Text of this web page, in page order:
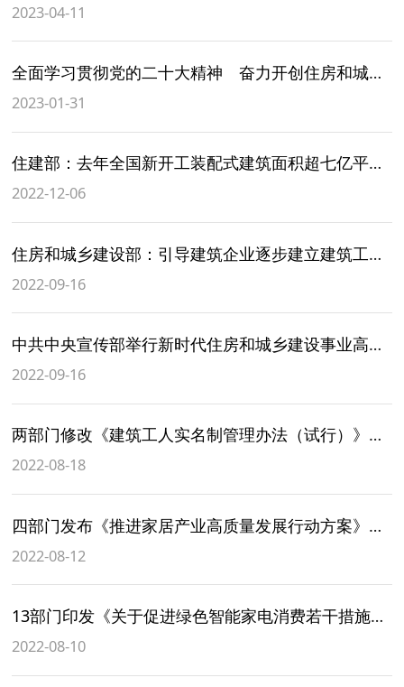
2023-04-11
全面学习贯彻党的二十大精神 奋力开创住房和城乡建设事业高质量发展新局面 全国住房和城乡建设工作会议在京召开
2023-01-31
住建部：去年全国新开工装配式建筑面积超七亿平方米
2022-12-06
住房和城乡建设部：引导建筑企业逐步建立建筑工人用工分类管理制度
2022-09-16
中共中央宣传部举行新时代住房和城乡建设事业高质量发展举措和成效新闻发布会
2022-09-16
两部门修改《建筑工人实名制管理办法（试行）》保障建筑工人合法权益
2022-08-18
四部门发布《推进家居产业高质量发展行动方案》提出 鼓励家居企业与房地产商深度合作
2022-08-12
13部门印发《关于促进绿色智能家电消费若干措施的通知》 引导保障性租赁住房实行简约环保基本装修
2022-08-10